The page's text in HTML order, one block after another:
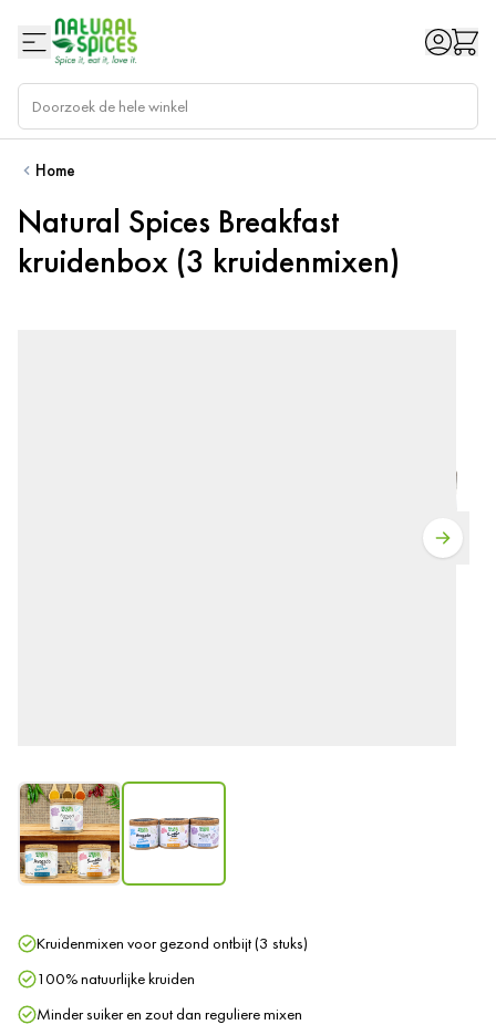
Home
Natural Spices Breakfast
kruidenbox (3 kruidenmixen)
Kruidenmixen voor gezond ontbijt (3 stuks)
100% natuurlijke kruiden
Minder suiker en zout dan reguliere mixen